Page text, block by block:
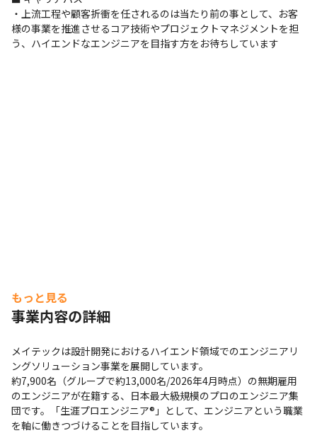
・上流工程や顧客折衝を任されるのは当たり前の事として、お客
様の事業を推進させるコア技術やプロジェクトマネジメントを担
う、ハイエンドなエンジニアを目指す方をお待ちしています
もっと見る
事業内容の詳細
メイテックは設計開発におけるハイエンド領域でのエンジニアリ
ングソリューション事業を展開しています。
約7,900名（グループで約13,000名/2026年4月時点）の無期雇用
のエンジニアが在籍する、日本最大級規模のプロのエンジニア集
団です。「生涯プロエンジニア®」として、エンジニアという職業
を軸に働きつづけることを目指しています。